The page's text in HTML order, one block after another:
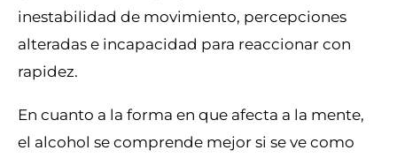
inestabilidad de movimiento, percepciones
alteradas e incapacidad para reaccionar con
rapidez.
En cuanto a la forma en que afecta a la mente,
el alcohol se comprende mejor si se ve como